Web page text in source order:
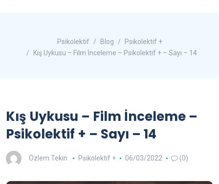
Psikolektif Blog
Psikolektif +
Kış Uykusu – Film İnceleme – Psikolektif + – Sayı – 14
Kış Uykusu – Film İnceleme –
Psikolektif + – Sayı – 14
Özlem Tekin Psikolektif + 06/03/2022 (0)